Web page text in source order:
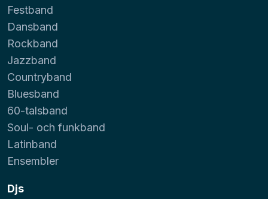
Festband
Dansband
Rockband
Jazzband
Countryband
Bluesband
60-talsband
Soul- och funkband
Latinband
Ensembler
Djs